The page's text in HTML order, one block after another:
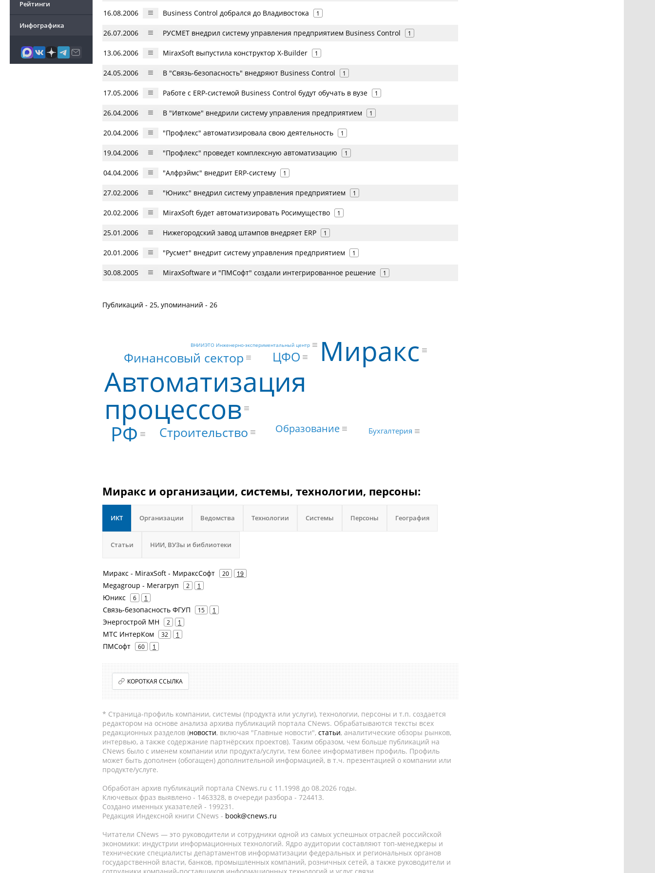
Рейтинги
Инфографика
16.08.2006 Business Control добрался до Владивостока 1
26.07.2006 РУСМЕТ внедрил систему управления предприятием Business Control 1
13.06.2006 MiraxSoft выпустила конструктор X-Builder 1
24.05.2006 В "Связь-безопасность" внедряют Business Control 1
17.05.2006 Работе с ERP-системой Business Control будут обучать в вузе 1
26.04.2006 В "Ивткоме" внедрили систему управления предприятием 1
20.04.2006 "Профлекс" автоматизировала свою деятельность 1
19.04.2006 "Профлекс" проведет комплексную автоматизацию 1
04.04.2006 "Алфрэймс" внедрит ERP-систему 1
27.02.2006 "Юникс" внедрил систему управления предприятием 1
20.02.2006 MiraxSoft будет автоматизировать Росимущество 1
25.01.2006 Нижегородский завод штампов внедряет ERP 1
20.01.2006 "Русмет" внедрит систему управления предприятием 1
30.08.2005 MiraxSoftware и "ПМСофт" создали интегрированное решение 1
Публикаций - 25, упоминаний - 26
Автоматизация
процессов
Миракс
РФ Строительство
ЦФО
Финансовый сектор
Образование Бухгалтерия
ВНИИЭТО Инженерно-экспериментальный центр
Миракс и организации, системы, технологии, персоны:
ИКТ Организации Ведомства Технологии Системы Персоны География
Статьи НИИ, ВУЗы и библиотеки
Миракс - MiraxSoft - МираксСофт 20 19
Megagroup - Мегагруп 2 1
Юникс 6 1
Связь-безопасность ФГУП 15 1
Энергострой МН 2 1
МТС ИнтерКом 32 1
ПМСофт 60 1
КОРОТКАЯ ССЫЛКА
* Страница-профиль компании, системы (продукта или услуги), технологии, персоны и т.п. создается
редактором на основе анализа архива публикаций портала CNews. Обрабатываются тексты всех
редакционных разделов (новости, включая "Главные новости", статьи, аналитические обзоры рынков,
интервью, а также содержание партнёрских проектов). Таким образом, чем больше публикаций на
CNews было с именем компании или продукта/услуги, тем более информативен профиль. Профиль
может быть дополнен (обогащен) дополнительной информацией, в т.ч. презентацией о компании или
продукте/услуге.
Обработан архив публикаций портала CNews.ru c 11.1998 до 08.2026 годы.
Ключевых фраз выявлено - 1463328, в очереди разбора - 724413.
Создано именных указателей - 199231.
Редакция Индексной книги CNews - book@cnews.ru
Читатели CNews — это руководители и сотрудники одной из самых успешных отраслей российской
экономики: индустрии информационных технологий. Ядро аудитории составляют топ-менеджеры и
технические специалисты департаментов информатизации федеральных и региональных органов
государственной власти, банков, промышленных компаний, розничных сетей, а также руководители и